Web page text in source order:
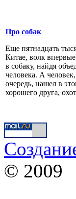
Про собак
Еще пятнадцать
Китае, волк
в собаку, найдя
человека. А
очередь, нашел в
хорошего друга,
© 2009